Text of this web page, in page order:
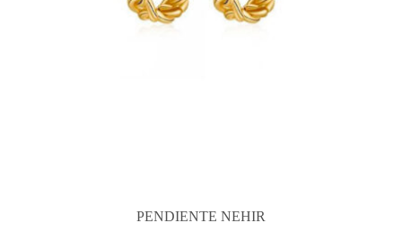
PENDIENTE NEHIR